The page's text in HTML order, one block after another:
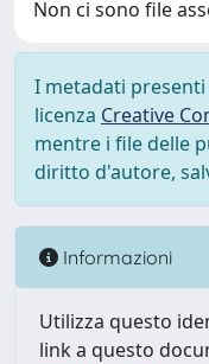
Non ci sono file
I metadati presenti
licenza Creative
mentre i file delle
diritto d'autore,
Informazioni
Utilizza questo
link a questo